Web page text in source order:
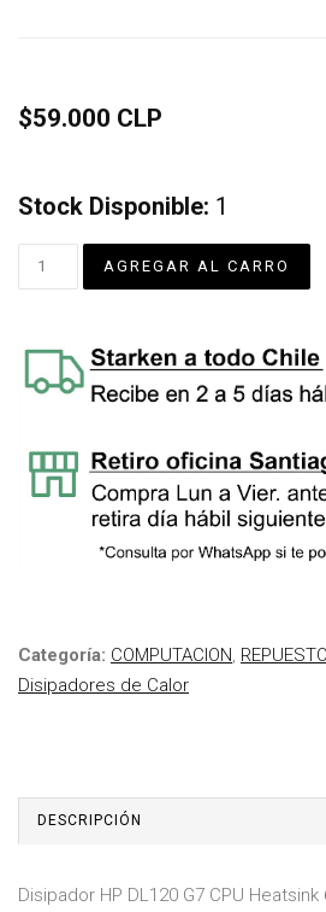
$59.000 CLP
Stock Disponible: 1
Categoría: COMPUTACION,
Disipadores de Calor
DESCRIPCIÓN
Disipador HP DL120 G7 CPU Heatsink